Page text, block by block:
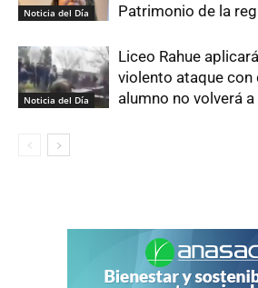
Noticia del Día
Patrimonio de la
Noticia del Día
Liceo Rahue
violento ataque
alumno no volverá